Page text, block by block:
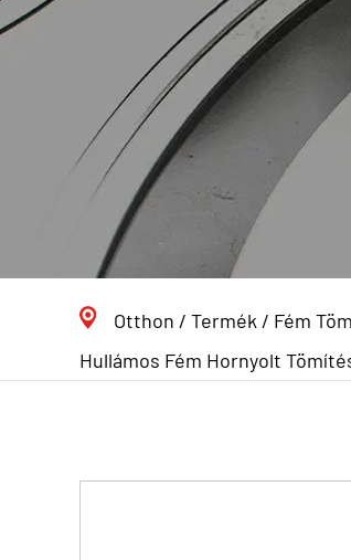
Otthon / Termék / Fém
Hullámos Fém Hornyolt